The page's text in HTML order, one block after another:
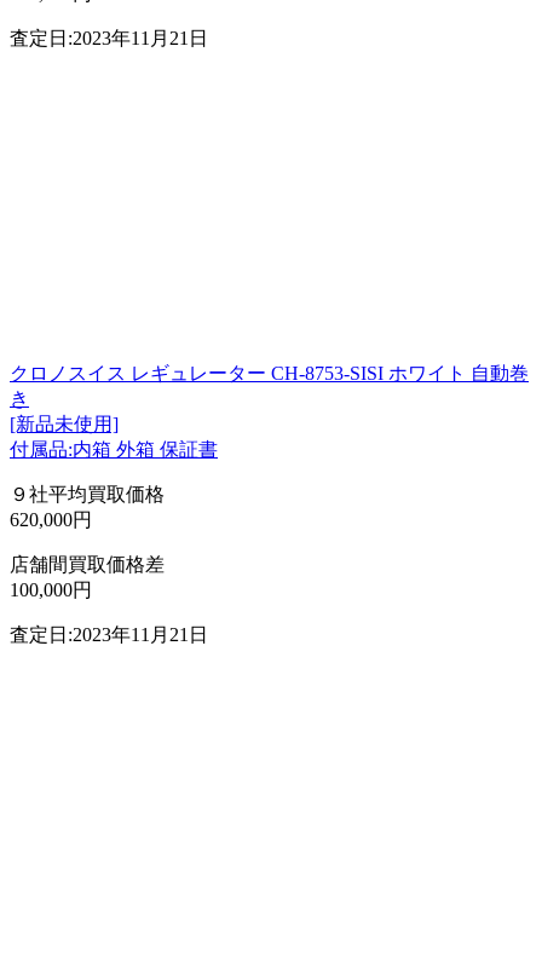
査定日:2023年11月21日
クロノスイス レギュレーター CH-8753-SISI ホワイト 自動巻
き
[新品未使用]
付属品:内箱 外箱 保証書
９社平均買取価格
620,000円
店舗間買取価格差
100,000円
査定日:2023年11月21日